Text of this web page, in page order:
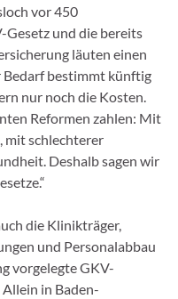
vor 450
Gesetz und die bereits
läuten einen
Bedarf bestimmt künftig
nur noch die Kosten.
Reformen zahlen: Mit
mit schlechterer
Deshalb sagen wir
die Klinikträger,
und Personalabbau
vorgelegte GKV-
in Baden-